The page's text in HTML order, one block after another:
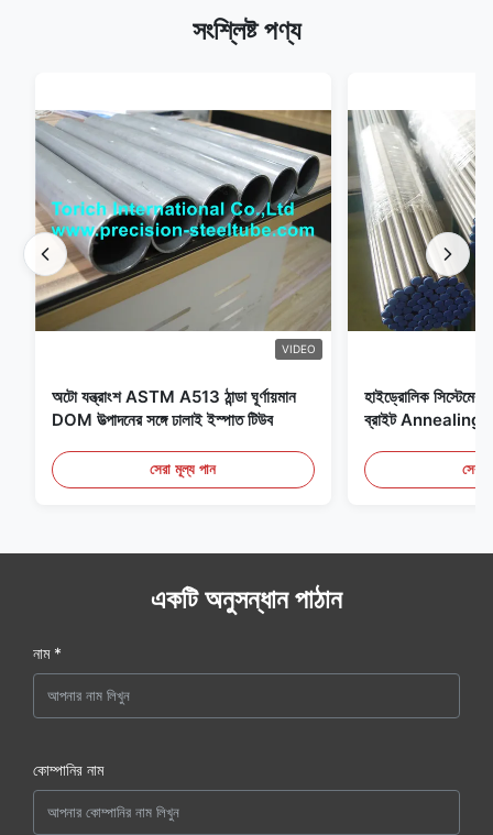
সংশ্লিষ্ট পণ্য
VIDEO
অটো যন্ত্রাংশ ASTM A513 ঠান্ডা ঘূর্ণায়মান
DOM উত্পাদনের সঙ্গে ঢালাই ইস্পাত টিউব
সেরা মূল্য পান
হাইড্রোলিক সিস্টেমের
ব্রাইট Annealing
সেরা
একটি অনুসন্ধান পাঠান
নাম *
কোম্পানির নাম